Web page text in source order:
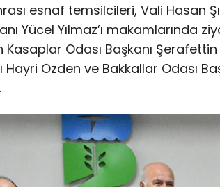
esnaf temsilcileri, Vali Hasan
Yücel Yılmaz’ı makamlarında
Kasaplar Odası Başkanı
Hayri Özden ve Bakkallar Odası